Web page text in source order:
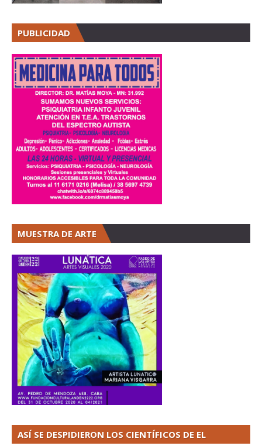
PUBLICIDAD
MUESTRA DE ARTE
ASÍ SE DESPIDIERON LOS CIENTÍFICOS DE EL